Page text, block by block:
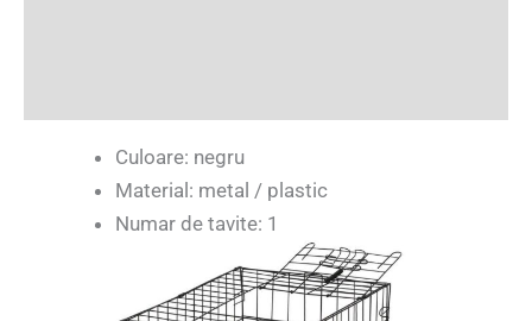
Culoare: negru
Material: metal / plastic
Numar de tavite: 1